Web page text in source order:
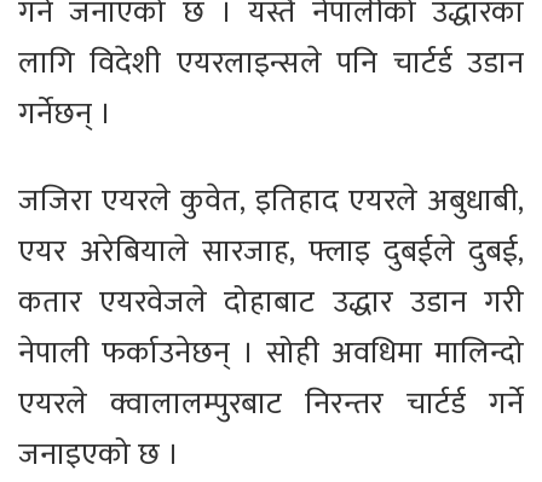
गर्ने जनाएको छ । यस्तै नेपालीको उद्धारका
लागि विदेशी एयरलाइन्सले पनि चार्टर्ड उडान
गर्नेछन् ।
जजिरा एयरले कुवेत, इतिहाद एयरले अबुधाबी,
एयर अरेबियाले सारजाह, फ्लाइ दुबईले दुबई,
कतार एयरवेजले दोहाबाट उद्धार उडान गरी
नेपाली फर्काउनेछन् । सोही अवधिमा मालिन्दो
एयरले क्वालालम्पुरबाट निरन्तर चार्टर्ड गर्ने
जनाइएको छ ।